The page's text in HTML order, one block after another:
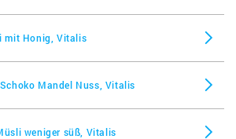
mit Honig, Vitalis
Mandel Nuss, Vitalis
weniger süß, Vitalis